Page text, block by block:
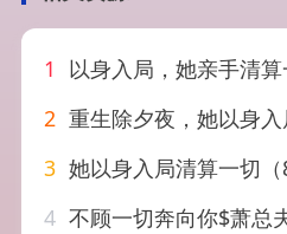
1
以身入局，她亲手清算一切
2 重生除夕夜，她以身入局清算
3 她以身入局清算一切（
4 不顾一切奔向你$萧总夫人